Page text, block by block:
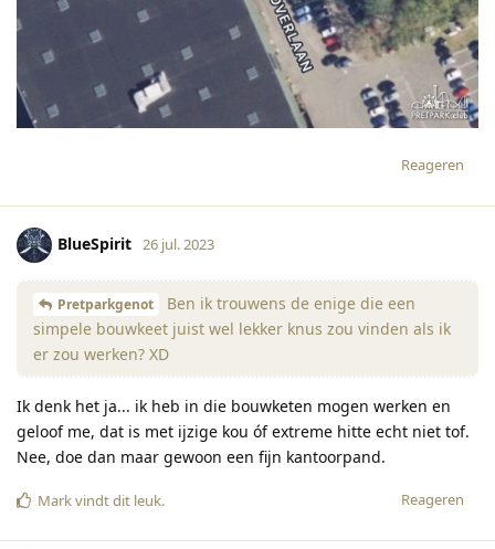
Reageren
BlueSpirit 26 jul. 2023
Pretparkgenot
Ben ik trouwens de enige die een
simpele bouwkeet juist wel lekker knus zou vinden als ik
er zou werken? XD
Ik denk het ja... ik heb in die bouwketen mogen werken en
geloof me, dat is met ijzige kou óf extreme hitte echt niet tof.
Nee, doe dan maar gewoon een fijn kantoorpand.
Reageren
Markvindt dit leuk.